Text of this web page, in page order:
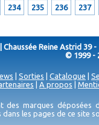
234 235 236 237
Reine Astrid 39 -
© 1999 -
Sorties Catalogue
A propos
des marques déposées
les pages de ce site